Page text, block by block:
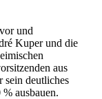
und
Kuper und die
aus
sein deutliches
ausbauen.